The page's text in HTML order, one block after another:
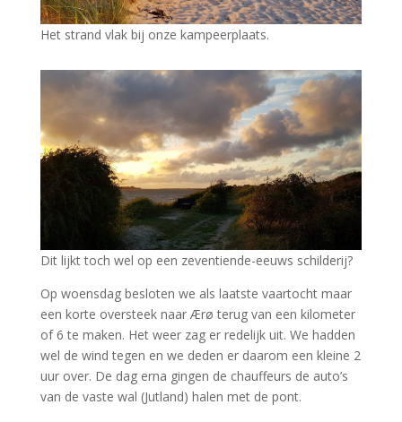
Het strand vlak bij onze kampeerplaats.
Dit lijkt toch wel op een zeventiende-eeuws schilderij?
Op woensdag besloten we als laatste vaartocht maar
een korte oversteek naar Ærø terug van een kilometer
of 6 te maken. Het weer zag er redelijk uit. We hadden
wel de wind tegen en we deden er daarom een kleine 2
uur over. De dag erna gingen de chauffeurs de auto’s
van de vaste wal (Jutland) halen met de pont.